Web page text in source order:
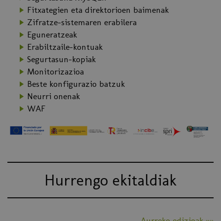
Fitxategien eta direktorioen baimenak
Zifratze-sistemaren erabilera
Eguneratzeak
Erabiltzaile-kontuak
Segurtasun-kopiak
Monitorizazioa
Beste konfigurazio batzuk
Neurri onenak
WAF
Hurrengo ekitaldiak